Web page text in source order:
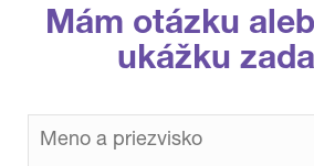
Mám otázku
ukážku